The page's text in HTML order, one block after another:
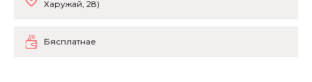
Харужай, 28)
Бясплатнае